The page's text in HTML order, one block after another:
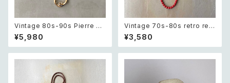
Vintage 80s-90s Pierre ca
rdin crystal bijou bicolor g
eometric necklace レトロ ヴ
ィンテージ アクセサリー ピエー
ー バイカラー ジオメトリック ネ
¥5,980
Vintage 70s-80s retro red
beads necklace レトロ ヴィ
ンテージ アクセサリー レッド 赤
ビーズ ネックレス
¥3,580